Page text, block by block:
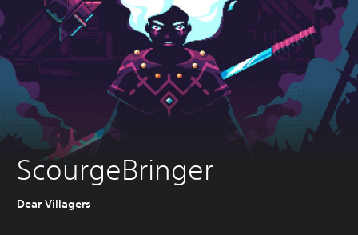
ScourgeBringer
Dear Villagers